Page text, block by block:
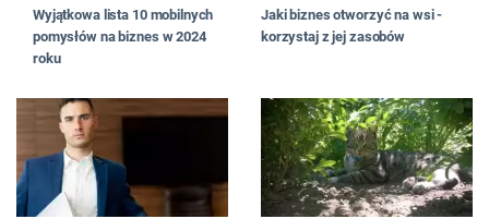
Wyjątkowa lista 10 mobilnych
pomysłów na biznes w 2024
roku
Jaki biznes otworzyć na wsi -
korzystaj z jej zasobów